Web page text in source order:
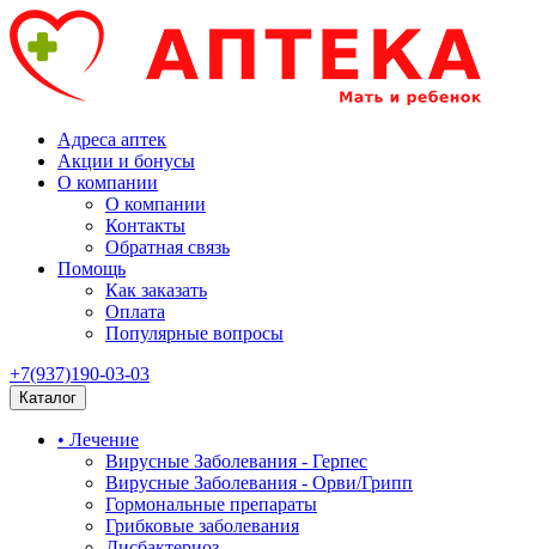
Адреса аптек
Акции и бонусы
О компании
О компании
Контакты
Обратная связь
Помощь
Как заказать
Оплата
Популярные вопросы
+7(937)190-03-03
Каталог
• Лечение
Вирусные Заболевания - Герпес
Вирусные Заболевания - Орви/Грипп
Гормональные препараты
Грибковые заболевания